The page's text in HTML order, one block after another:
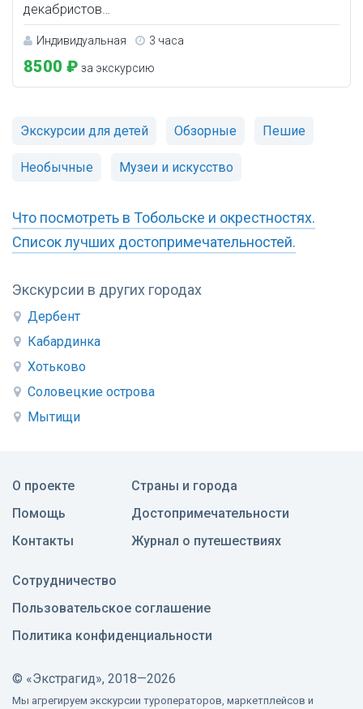
Экскурсии в других городах
Дербент
Кабардинка
Хотьково
Соловецкие острова
Мытищи
декабристов…
Индивидуальная 3 часа
8500 ₽ за экскурсию
Экскурсии для детей Обзорные Пешие
Необычные Музеи и искусство
Что посмотреть в Тобольске и окрестностях.
Список лучших достопримечательностей.
О проекте
Помощь
Контакты
Страны и города
Достопримечательности
Журнал о путешествиях
Сотрудничество
Пользовательское соглашение
Политика конфиденциальности
© «Экстрагид», 2018—2026
Мы агрегируем экскурсии туроператоров, маркетплейсов и